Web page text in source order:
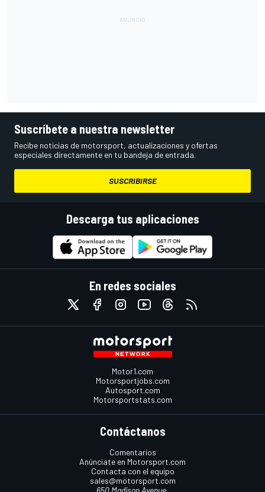
Suscríbete a nuestra newsletter
Recibe noticias de motorsport, actualizaciones y ofertas
especiales directamente en tu bandeja de entrada.
SUSCRIBIRSE
Descarga tus aplicaciones
En redes sociales
Motor1.com
Motorsportjobs.com
Autosport.com
Motorsportstats.com
Contáctanos
Comentarios
Anúnciate en Motorsport.com
Contacta con el equipo
sales@motorsport.com
650 Madison Avenue,